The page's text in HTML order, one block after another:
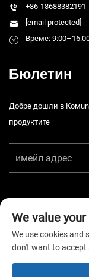
+86-18688382191
[email protected]
Време:
Бюлетин
Добре дошли в
продуктите
Автоматично
Бгейм Екипмънт
We value
We use cookies and
don't want to accept